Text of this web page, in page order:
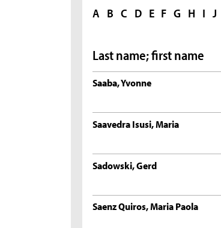
A B C D E F G H I J
Last name; first name
Saaba, Yvonne
Saavedra Isusi, Maria
Sadowski, Gerd
Saenz Quiros, Maria Paola